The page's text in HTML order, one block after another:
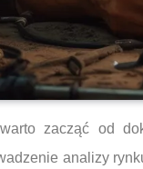
zacząć od
analizy